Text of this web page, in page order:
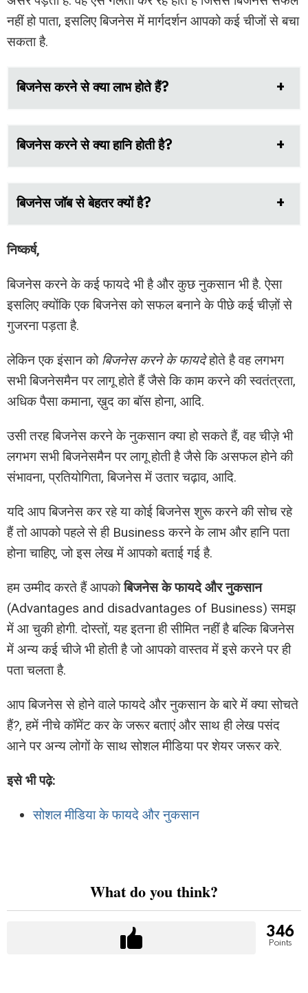
नहीं हो पाता, इसलिए बिजनेस में मार्गदर्शन आपको कई चीजों से बचा
सकता है.
बिजनेस करने से क्या लाभ होते हैं?
बिजनेस करने से क्या हानि होती है?
बिजनेस जॉब से बेहतर क्यों है?
निष्कर्ष,
बिजनेस करने के कई फायदे भी है और कुछ नुकसान भी है. ऐसा
इसलिए क्योंकि एक बिजनेस को सफल बनाने के पीछे कई चीज़ों से
गुजरना पड़ता है.
लेकिन एक इंसान को बिजनेस करने के फायदेहोते है वह लगभग
सभी बिजनेसमैन पर लागू होते हैं जैसे कि काम करने की स्वतंत्रता,
अधिक पैसा कमाना, ख़ुद का बॉस होना, आदि.
उसी तरह बिजनेस करने के नुकसान क्या हो सकते हैं, वह चीज़े भी
लगभग सभी बिजनेसमैन पर लागू होती है जैसे कि असफल होने की
संभावना, प्रतियोगिता, बिजनेस में उतार चढ़ाव, आदि.
यदि आप बिजनेस कर रहे या कोई बिजनेस शुरू करने की सोच रहे
हैं तो आपको पहले से ही Business करने के लाभ और हानि पता
होना चाहिए, जो इस लेख में आपको बताई गई है.
हम उम्मीद करते हैं आपकोबिजनेस के फायदे और नुकसान
(Advantages and disadvantages of Business) समझ
में आ चुकी होगी. दोस्तों, यह इतना ही सीमित नहीं है बल्कि बिजनेस
में अन्य कई चीजे भी होती है जो आपको वास्तव में इसे करने पर ही
पता चलता है.
आप बिजनेस से होने वाले फायदे और नुकसान के बारे में क्या सोचते
हैं?, हमें नीचे कॉमेंट कर के जरूर बताएं और साथ ही लेख पसंद
आने पर अन्य लोगों के साथ सोशल मीडिया पर शेयर जरूर करे.
इसे भी पढ़े:
सोशल मीडिया के फायदे और नुकसान
What do you think?
346
Points